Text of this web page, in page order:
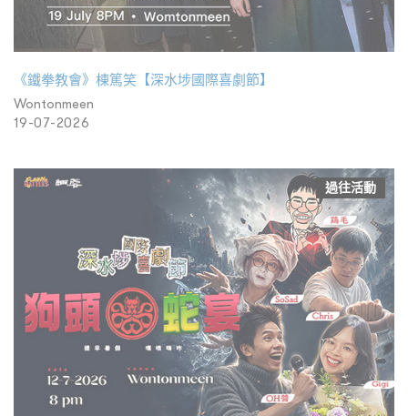
《鐵拳教會》棟篤笑【深水埗國際喜劇節】
Wontonmeen
19-07-2026
過往活動